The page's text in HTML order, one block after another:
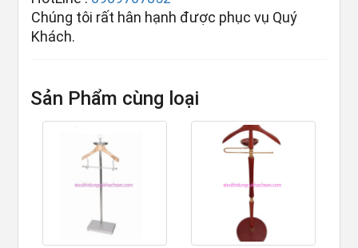
Chúng tôi rất hân hạnh được phục vụ Quý
Khách.
Sản Phẩm cùng loại